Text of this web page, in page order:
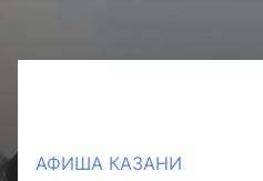
АФИША КАЗАНИ